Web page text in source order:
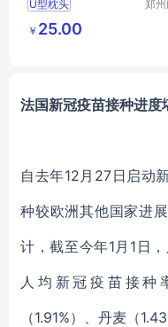
U型枕头
郑
￥ 25.00
法国新冠疫苗接种进度
自去年12月27日启动
种较欧洲其他国家进
计，截至今年1月1日
人均新冠疫苗接种
（1.91%）、丹麦（